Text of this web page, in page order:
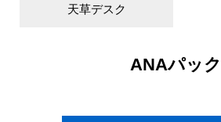
天草デスク
ANAパック